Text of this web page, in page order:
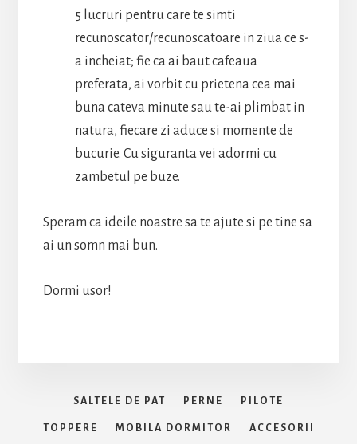
5 lucruri pentru care te simti
recunoscator/recunoscatoare in ziua ce s-
a incheiat; fie ca ai baut cafeaua
preferata, ai vorbit cu prietena cea mai
buna cateva minute sau te-ai plimbat in
natura, fiecare zi aduce si momente de
bucurie. Cu siguranta vei adormi cu
zambetul pe buze.
Speram ca ideile noastre sa te ajute si pe tine sa
ai un somn mai bun.
Dormi usor!
SALTELE DE PAT PERNE PILOTE
TOPPERE MOBILA DORMITOR ACCESORII